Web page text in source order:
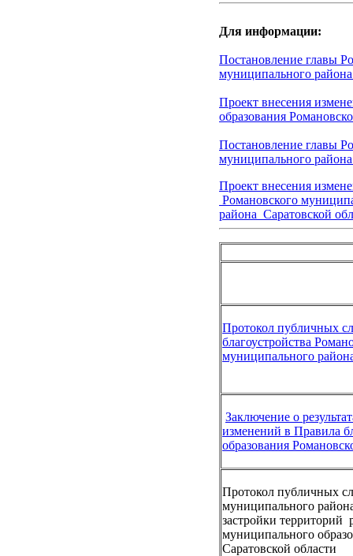
Для информации:
Постановление главы
муниципального
Проект внесения
образования
Постановление главы
муниципального
Проект внесения
Романовского
района Саратовской
Протокол публичных
благоустройства
муниципального
Заключение о
изменений в Правила
образования
Протокол публичных
муниципального
застройки территорий
муниципального
Саратовской области